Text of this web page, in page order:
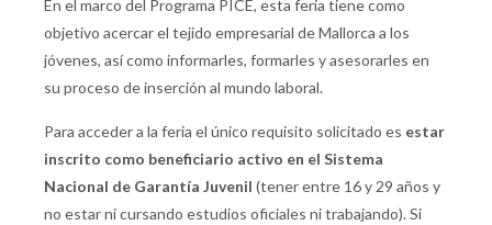
En el marco del Programa PICE, esta feria tiene como
objetivo acercar el tejido empresarial de Mallorca a los
jóvenes, así como informarles, formarles y asesorarles en
su proceso de inserción al mundo laboral.
Para acceder a la feria el único requisito solicitado es estar
inscrito como beneficiario activo en el Sistema
Nacional de Garantía Juvenil (tener entre 16 y 29 años y
no estar ni cursando estudios oficiales ni trabajando). Si